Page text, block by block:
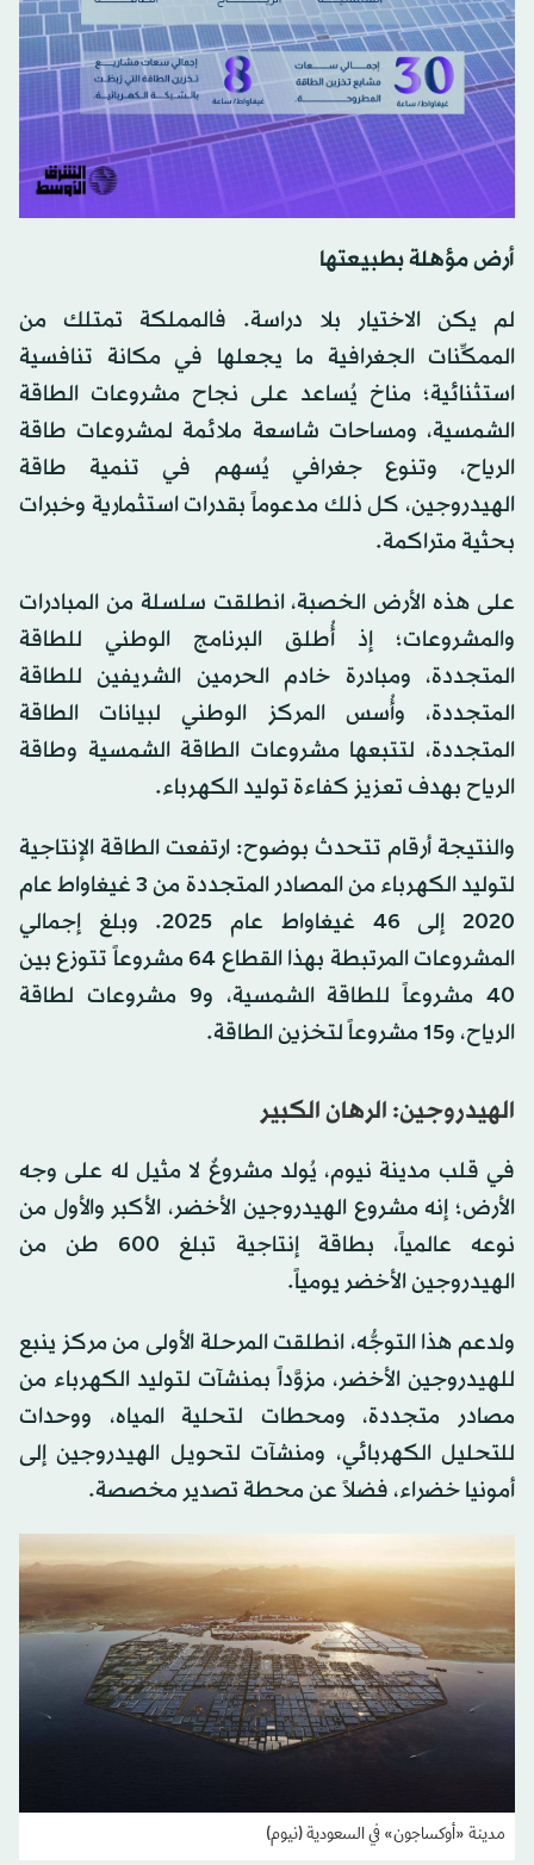
أرض مؤهلة بطبيعتها
لم يكن الاختيار بلا دراسة. فالمملكة تمتلك من
الممكِّنات الجغرافية ما يجعلها في مكانة تنافسية
استثنائية؛ مناخ يُساعد على نجاح مشروعات الطاقة
الشمسية، ومساحات شاسعة ملائمة لمشروعات طاقة
الرياح، وتنوع جغرافي يُسهم في تنمية طاقة
الهيدروجين، كل ذلك مدعوماً بقدرات استثمارية وخبرات
بحثية متراكمة.
على هذه الأرض الخصبة، انطلقت سلسلة من المبادرات
والمشروعات؛ إذ أُطلق البرنامج الوطني للطاقة
المتجددة، ومبادرة خادم الحرمين الشريفين للطاقة
المتجددة، وأُسس المركز الوطني لبيانات الطاقة
المتجددة، لتتبعها مشروعات الطاقة الشمسية وطاقة
الرياح بهدف تعزيز كفاءة توليد الكهرباء.
والنتيجة أرقام تتحدث بوضوح: ارتفعت الطاقة الإنتاجية
لتوليد الكهرباء من المصادر المتجددة من 3 غيغاواط عام
2020 إلى 46 غيغاواط عام 2025. وبلغ إجمالي
المشروعات المرتبطة بهذا القطاع 64 مشروعاً تتوزع بين
40 مشروعاً للطاقة الشمسية، و9 مشروعات لطاقة
الرياح، و15 مشروعاً لتخزين الطاقة.
الهيدروجين: الرهان الكبير
في قلب مدينة نيوم، يُولد مشروعٌ لا مثيل له على وجه
الأرض؛ إنه مشروع الهيدروجين الأخضر، الأكبر والأول من
نوعه عالمياً، بطاقة إنتاجية تبلغ 600 طن من
الهيدروجين الأخضر يومياً.
ولدعم هذا التوجُّه، انطلقت المرحلة الأولى من مركز ينبع
للهيدروجين الأخضر، مزوَّداً بمنشآت لتوليد الكهرباء من
مصادر متجددة، ومحطات لتحلية المياه، ووحدات
للتحليل الكهربائي، ومنشآت لتحويل الهيدروجين إلى
أمونيا خضراء، فضلاً عن محطة تصدير مخصصة.
مدينة «أوكساجون» في السعودية (نيوم)